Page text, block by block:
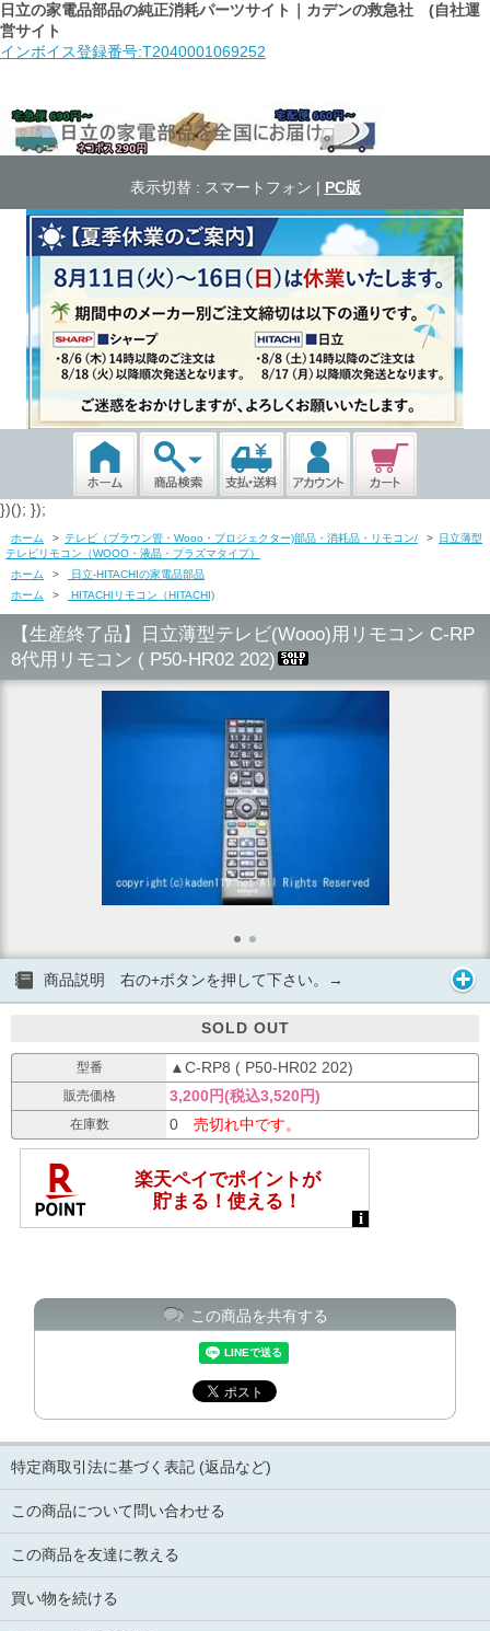
日立の家電品部品の純正消耗パーツサイト｜カデンの救急社 (自社運
営サイト
インボイス登録番号:T2040001069252
表示切替 : スマートフォン | PC版
})(); });
ホーム > テレビ（ブラウン管・Wooo・プロジェクター)部品・消耗品・リモコン/ > 日立薄型
テレビリモコン（WOOO・液晶・プラズマタイプ）
ホーム
>
日立-HITACHIの家電品部品
ホーム
> HITACHIリモコン（HITACHI)
【生産終了品】日立薄型テレビ(Wooo)用リモコン C-RP
8代用リモコン ( P50-HR02 202)
商品説明 右の+ボタンを押して下さい。→
SOLD OUT
型番 ▲C-RP8 ( P50-HR02 202)
販売価格 3,200円(税込3,520円)
在庫数 0 売切れ中です。
この商品を共有する
特定商取引法に基づく表記 (返品など)
この商品について問い合わせる
この商品を友達に教える
買い物を続ける